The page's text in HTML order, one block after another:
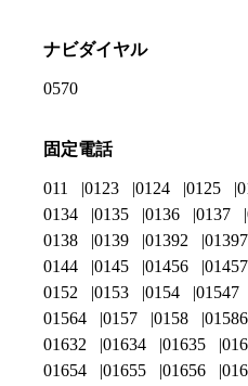
ナビダイヤル
0570
固定電話
011 0123 0124 0125
0134
0135 0136 0137
0138
0139 01392 01397
0144
0145 01456 01457
0152
0153 0154 01547
01564
0157 0158 01586
01632
01634 01635
01654
01655 01656